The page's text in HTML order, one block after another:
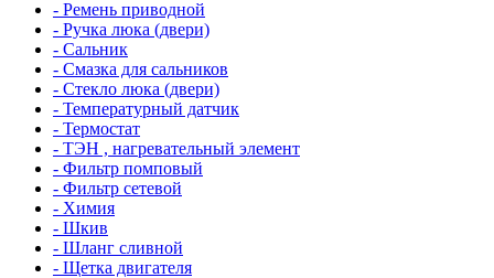
- Ремень приводной
- Ручка люка (двери)
- Сальник
- Смазка для сальников
- Стекло люка (двери)
- Температурный датчик
- Термостат
- ТЭН , нагревательный элемент
- Фильтр помповый
- Фильтр сетевой
- Химия
- Шкив
- Шланг сливной
- Щетка двигателя